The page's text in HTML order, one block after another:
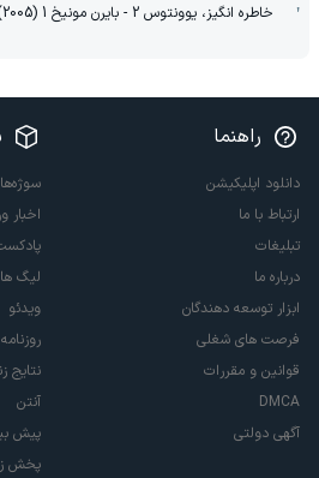
خاطره انگیز، یوونتوس 2 - بایرن مونیخ 1 (2005)
راهنما
دانلود اپلیکیشن
ارتباط با ما
تبلیغات
درباره ما
ابزار توسعه دهندگان
فرصت های شغلی
قوانین و مقررات
DMCA
آگهی دولتی
اخبار
لیگ
ویدئو
روزنامه
نتایج
آنتن
پیش
پخش